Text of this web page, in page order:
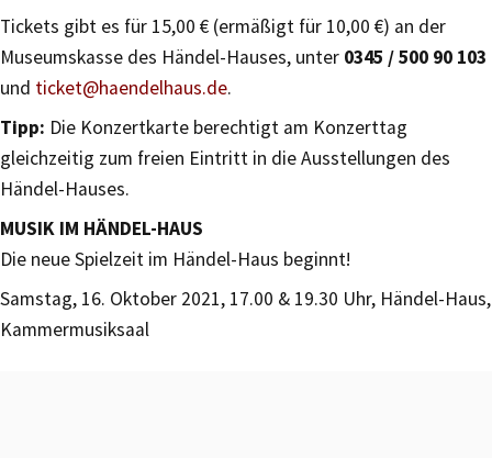
Tickets gibt es für 15,00 € (ermäßigt für 10,00 €) an der
Museumskasse des Händel-Hauses, unter 0345 / 500 90 103
und ticket@haendelhaus.de.
Tipp: Die Konzertkarte berechtigt am Konzerttag
gleichzeitig zum freien Eintritt in die Ausstellungen des
Händel-Hauses.
MUSIK IM HÄNDEL-HAUS
Die neue Spielzeit im Händel-Haus beginnt!
Samstag, 16. Oktober 2021, 17.00 & 19.30 Uhr, Händel-Haus,
Kammermusiksaal